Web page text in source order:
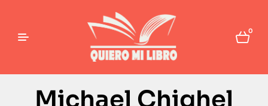
0
Michael Chighel